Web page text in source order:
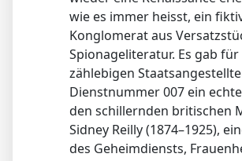
wie es immer heisst, ein
Konglomerat aus
Spionageliteratur. Es gab für
zählebigen
Dienstnummer 007 ein
den schillernden britischen
Sidney Reilly (1874–1925),
des Geheimdiensts,